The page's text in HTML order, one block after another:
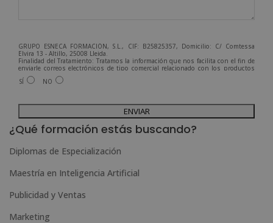
GRUPO ESNECA FORMACIÓN, S.L., CIF: B25825357, Domicilio: C/ Comtessa
Elvira 13 - Altillo, 25008 Lleida.
Finalidad del Tratamiento: Tratamos la información que nos facilita con el fin de
enviarle correos electrónicos de tipo comercial relacionado con los productos
ofrecidos y otros tipo de productos que fueran de su interés.
Legitimación del tratamiento: Consentimiento del interesado.
Para más información consulte nuestra Política de Privacidad.
Desea recibir información comercial (vía telefónica y/o email):
SÍ NO
A
l
e
r
n
¿Qué formación estás buscando?
Diplomas de Especialización
Maestría en Inteligencia Artificial
Publicidad y Ventas
Marketing